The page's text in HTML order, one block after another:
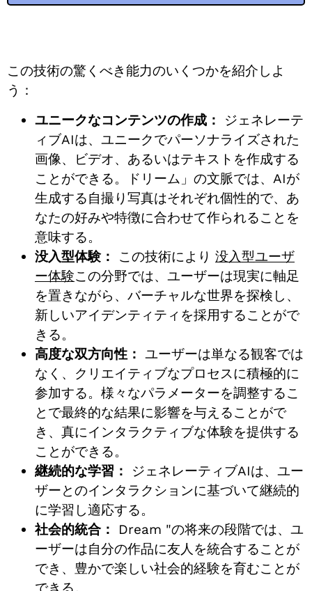
この技術の驚くべき能力のいくつかを紹介しよ
う：
ユニークなコンテンツの作成：
ジェネレーテ
ィブAIは、ユニークでパーソナライズされた
画像、ビデオ、あるいはテキストを作成する
ことができる。ドリーム」の文脈では、AIが
生成する自撮り写真はそれぞれ個性的で、あ
なたの好みや特徴に合わせて作られることを
意味する。
没入型体験：
この技術により 没入型ユーザ
ー体験この分野では、ユーザーは現実に軸足
を置きながら、バーチャルな世界を探検し、
新しいアイデンティティを採用することがで
きる。
高度な双方向性： ユーザーは単なる観客では
なく、クリエイティブなプロセスに積極的に
参加する。様々なパラメーターを調整するこ
とで最終的な結果に影響を与えることがで
き、真にインタラクティブな体験を提供する
ことができる。
継続的な学習：
ジェネレーティブAIは、ユー
ザーとのインタラクションに基づいて継続的
に学習し適応する。
社会的統合：
Dream "の将来の段階では、ユ
ーザーは自分の作品に友人を統合することが
でき、豊かで楽しい社会的経験を育むことが
できる。